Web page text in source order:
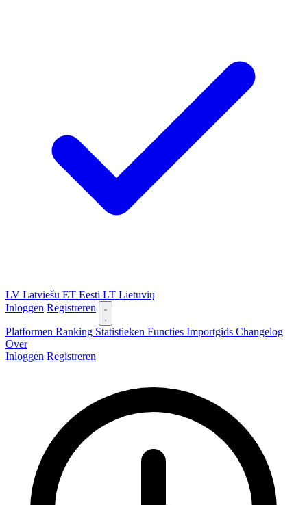
LV Latviešu ET Eesti LT Lietuvių
Inloggen Registreren
Platformen Ranking Statistieken Functies Importgids Changelog
Over
Inloggen Registreren